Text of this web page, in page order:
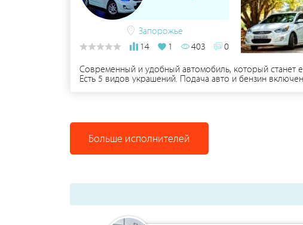
Запорожье
14
1 403
0
Современный и удобный автомобиль, который
Есть 5 видов украшений. Подача авто и бензин
Больше исполнителей